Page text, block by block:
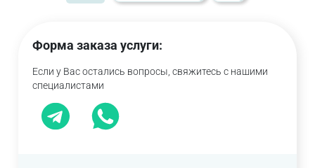
Форма заказа услуги:
Если у Вас остались вопросы, свяжитесь с нашими
специалистами